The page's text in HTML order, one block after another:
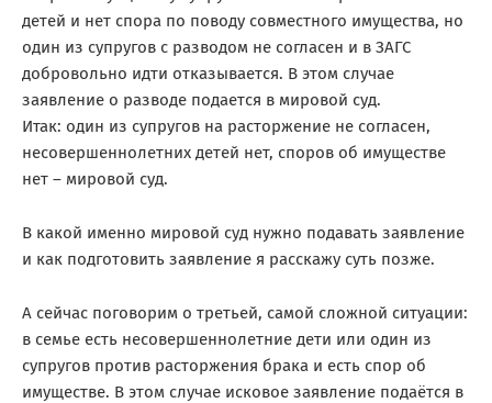
детей и нет спора по поводу совместного имущества, но
один из супругов с разводом не согласен и в ЗАГС
добровольно идти отказывается. В этом случае
заявление о разводе подается в мировой суд.
Итак: один из супругов на расторжение не согласен,
несовершеннолетних детей нет, споров об имуществе
нет – мировой суд.
В какой именно мировой суд нужно подавать заявление
и как подготовить заявление я расскажу суть позже.
А сейчас поговорим о третьей, самой сложной ситуации:
в семье есть несовершеннолетние дети или один из
супругов против расторжения брака и есть спор об
имуществе. В этом случае исковое заявление подаётся в